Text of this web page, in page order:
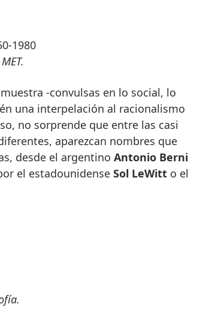
1980
-convulsas en lo social, lo
una interpelación al racionalismo
no sorprende que entre las casi
aparezcan nombres que
desde el argentino Antonio Berni
el estadounidense Sol LeWitto el